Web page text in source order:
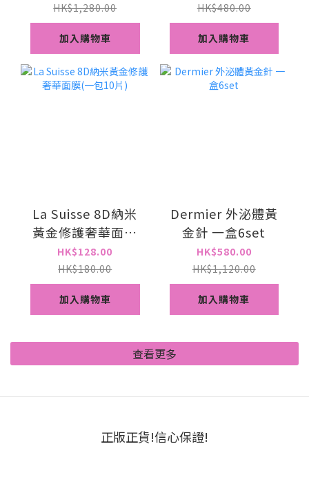
HK$1,280.00
加入購物車
HK$480.00
加入購物車
La Suisse 8D納米
黃金修護奢華面膜
(一包10片)
HK$128.00
HK$180.00
加入購物車
Dermier 外泌體黃
金針 一盒6set
HK$580.00
HK$1,120.00
加入購物車
查看更多
正版正貨!信心保證!